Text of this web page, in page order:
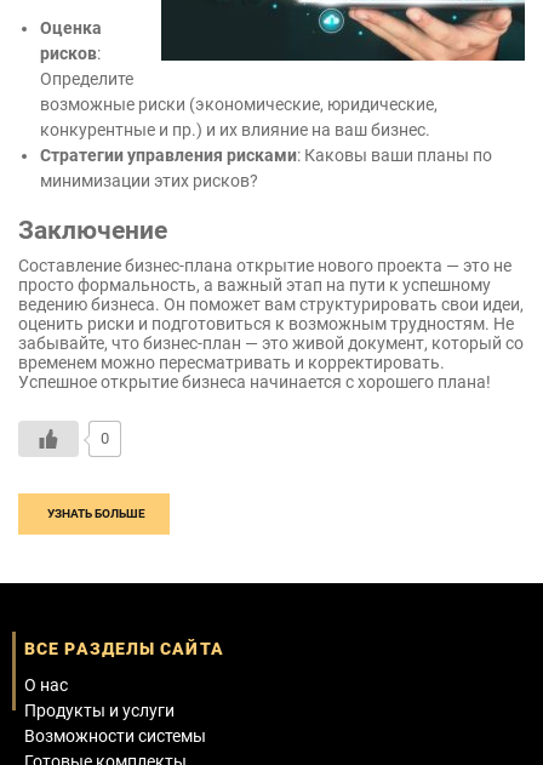
Оценка
рисков:
Определите
возможные риски (экономические, юридические,
конкурентные и пр.) и их влияние на ваш бизнес.
Стратегии управления рисками: Каковы ваши планы по
минимизации этих рисков?
Заключение
Составление бизнес-плана открытие нового проекта — это не
просто формальность, а важный этап на пути к успешному
ведению бизнеса. Он поможет вам структурировать свои идеи,
оценить риски и подготовиться к возможным трудностям. Не
забывайте, что бизнес-план — это живой документ, который со
временем можно пересматривать и корректировать.
Успешное открытие бизнеса начинается с хорошего плана!
0
УЗНАТЬ БОЛЬШЕ
ВСЕ РАЗДЕЛЫ САЙТА
О нас
Продукты и услуги
Возможности системы